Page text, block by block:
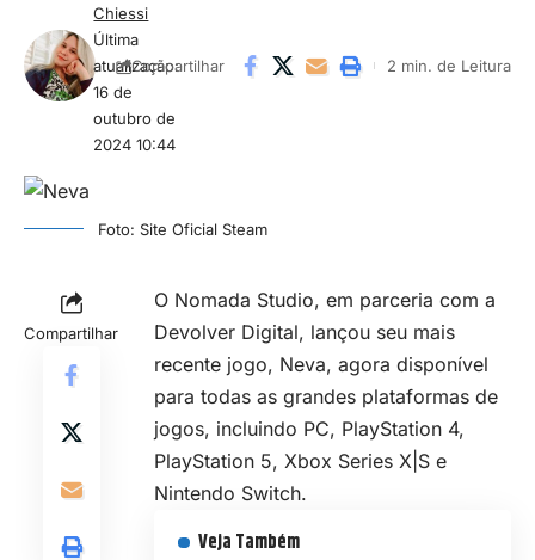
Última
atualização:
16 de
outubro de
2024 10:44
Chiessi
Compartilhar 2 min. de Leitura
Foto: Site Oficial Steam
Compartilhar
O Nomada Studio, em parceria com a
Devolver Digital, lançou seu mais
recente jogo, Neva, agora disponível
para todas as grandes plataformas de
jogos, incluindo PC, PlayStation 4,
PlayStation 5, Xbox Series X|S e
Nintendo Switch.
Veja Também